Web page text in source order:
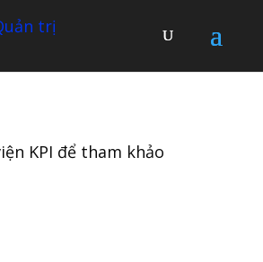
KPI để tham khảo